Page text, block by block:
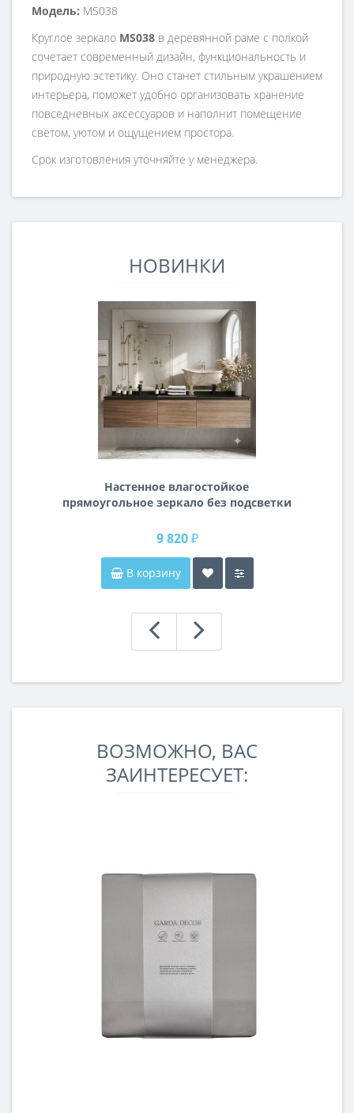
Модель: MS038
Круглое зеркало MS038 в деревянной раме с полкой
сочетает современный дизайн, функциональность и
природную эстетику. Оно станет стильным украшением
интерьера, поможет удобно организовать хранение
повседневных аксессуаров и наполнит помещение
светом, уютом и ощущением простора.
Срок изготовления уточняйте у менеджера.
НОВИНКИ
Настенное влагостойкое
прямоугольное зеркало без подсветки
9 820 ₽
В корзину
ВОЗМОЖНО, ВАС
ЗАИНТЕРЕСУЕТ: